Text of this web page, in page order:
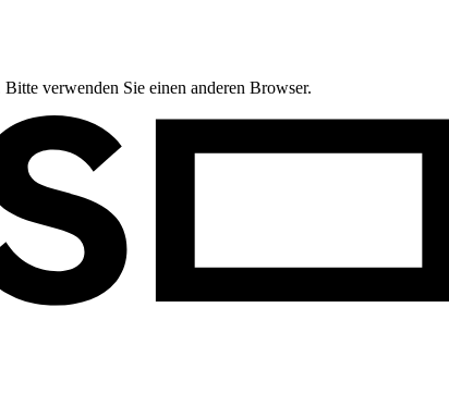
verwenden Sie einen anderen Browser.